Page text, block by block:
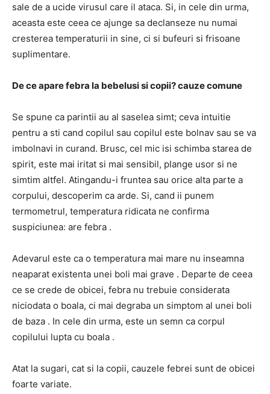
sale de a ucide virusul care il ataca. Si, in cele din urma,
aceasta este ceea ce ajunge sa declanseze nu numai
cresterea temperaturii in sine, ci si bufeuri si frisoane
suplimentare.
De ce apare febra la bebelusi si copii?cauze comune
Se spune ca parintii au al saselea simt; ceva intuitie
pentru a sti cand copilul sau copilul este bolnav sau se va
imbolnavi in curand. Brusc, cel mic isi schimba starea de
spirit, este mai iritat si mai sensibil, plange usor si ne
simtim altfel. Atingandu-i fruntea sau orice alta parte a
corpului, descoperim ca arde. Si, cand ii punem
termometrul, temperatura ridicata ne confirma
suspiciunea: are febra .
Adevarul este ca o temperatura mai mare nu inseamna
neaparat existenta unei boli mai grave . Departe de ceea
ce se crede de obicei, febra nu trebuie considerata
niciodata o boala, ci mai degraba un simptom al unei boli
de baza . In cele din urma, este un semn ca corpul
copilului lupta cu boala .
Atat la sugari, cat si la copii, cauzele febrei sunt de obicei
foarte variate.